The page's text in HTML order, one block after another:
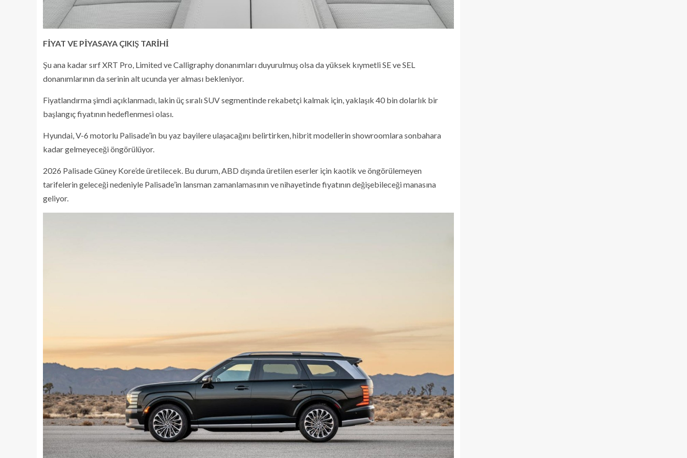
FİYAT VE PİYASAYA ÇIKIŞ TARİHİ
Şu ana kadar sırf XRT Pro, Limited ve Calligraphy donanımları duyurulmuş olsa da yüksek kıymetli SE ve SEL
donanımlarının da serinin alt ucunda yer alması bekleniyor.
Fiyatlandırma şimdi açıklanmadı, lakin üç sıralı SUV segmentinde rekabetçi kalmak için, yaklaşık 40 bin dolarlık bir
başlangıç fiyatının hedeflenmesi olası.
Hyundai, V-6 motorlu Palisade’in bu yaz bayilere ulaşacağını belirtirken, hibrit modellerin showroomlara sonbahara
kadar gelmeyeceği öngörülüyor.
2026 Palisade Güney Kore’de üretilecek. Bu durum, ABD dışında üretilen eserler için kaotik ve öngörülemeyen
tarifelerin geleceği nedeniyle Palisade’in lansman zamanlamasının ve nihayetinde fiyatının değişebileceği manasına
geliyor.